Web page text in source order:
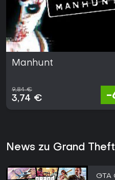
Manhunt
9,84 €
3,74 € -
News zu Grand
GTA